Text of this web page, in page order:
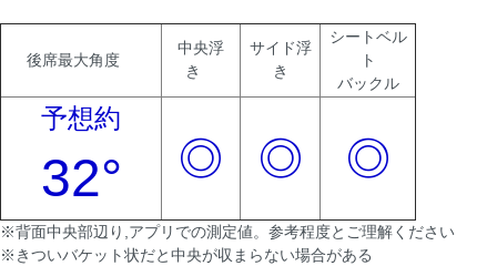
後席最大角度
中央浮
き
サイド浮
き
シートベル
ト
バックル
予想約
32° ◎ ◎ ◎
※背面中央部辺り,アプリでの測定値。参考程度とご理解ください
※きついバケット状だと中央が収まらない場合がある